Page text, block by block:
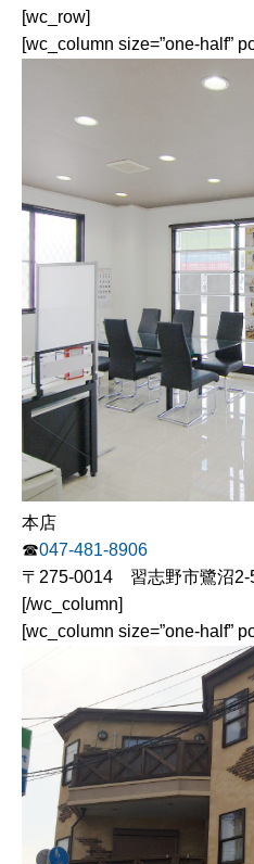
[wc_row]
[wc_column size=”one-half”
本店
☎047-481-8906
〒275-0014 習志野市鷺沼2-
[/wc_column]
[wc_column size=”one-half”